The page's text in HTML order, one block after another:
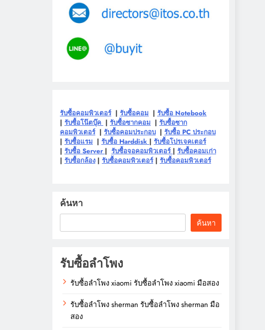
รับซื้อคอมพิวเตอร์| รับซื้อคอม | รับซื้อ Notebook
| รับซื้อโน๊ตบุ๊ค | รับซื้อซากคอม | รับซื้อซาก
คอมพิวเตอร์| รับซื้อคอมประกอบ | รับซื้อ PC ประกอบ
| รับซื้อแรม | รับซื้อ Harddisk | รับซื้อโปรเจคเตอร์
| รับซื้อ Server | รับซื้อจอคอมพิวเตอร์ | รับซื้อคอมเก่า
| รับซื้อกล้อง | รับซื้อคอมพิวเตอร์| รับซื้อคอมพิวเตอร์
ค้นหา
ค้นหา
รับซื้อลำโพง
รับซื้อลำโพง xiaomi รับซื้อลำโพง xiaomi มือสอง
รับซื้อลำโพง sherman รับซื้อลำโพง sherman มือ
สอง